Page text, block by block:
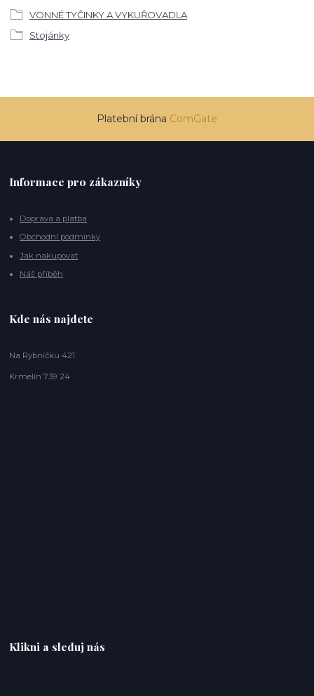
VONNÉ TYČINKY A VYKUŘOVADLA
Stojánky
Platební brána ComGate
Informace pro zákazníky
Doprava a platba
Obchodní podmínky
Jak nakupovat
Náš příběh
Kde nás najdete
Na Rybníčku 421
Krmelín 739 24
Klikni a sleduj nás